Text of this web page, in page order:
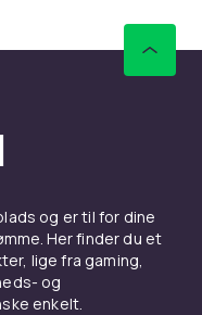
og er til for dine
Her finder du et
lige fra gaming,
og
enkelt.